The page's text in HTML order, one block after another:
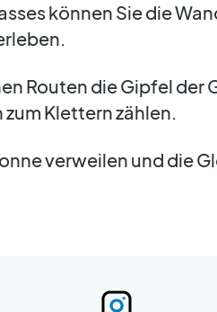
können Sie die
Routen die Gipfel der
Klettern zählen.
verweilen und die